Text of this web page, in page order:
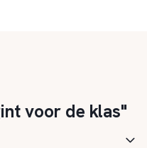
voor de klas"